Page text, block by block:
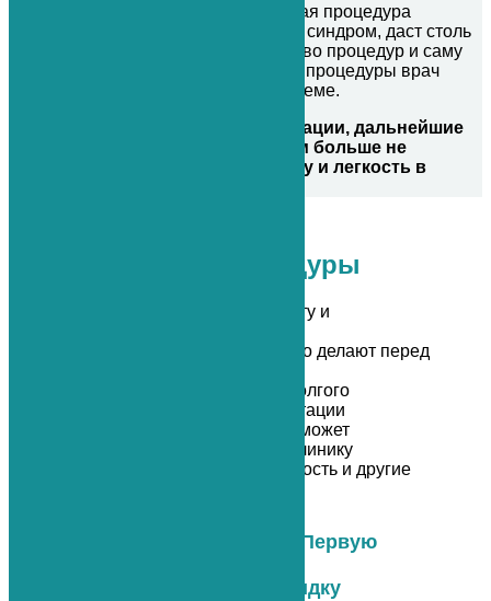
Стоит обратить внимание, что данная процедура
поможет сразу. Она снимет болевой синдром, даст столь
необходимое облегчение. Количество процедур и саму
возможность проведения подобной процедуры врач
будет определять на первичном приеме.
После завершения курса регенерации, дальнейшие
оперативные вмешательства вам больше не
требуются. Вы обретаете свободу и легкость в
Преимущества процедуры
Нет ограничений по возрасту и
Не нужно готовиться, как это делают перед
Никакой госпитализации, долгого
восстановления и реабилитации
После процедуры пациент может
самостоятельно покинуть клинику
Сразу уходит боль, скованность и другие
Не терпите боль - звоните в “Первую
И получите персональную скидку